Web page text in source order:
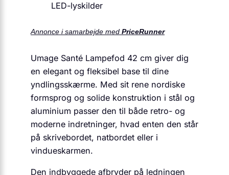
LED-lyskilder
Annonce i samarbejde med PriceRunner
Umage Santé Lampefod 42 cm giver dig
en elegant og fleksibel base til dine
yndlingsskærme. Med sit rene nordiske
formsprog og solide konstruktion i stål og
aluminium passer den til både retro- og
moderne indretninger, hvad enten den står
på skrivebordet, natbordet eller i
vindueskarmen.
Den indbyggede afbryder på ledningen